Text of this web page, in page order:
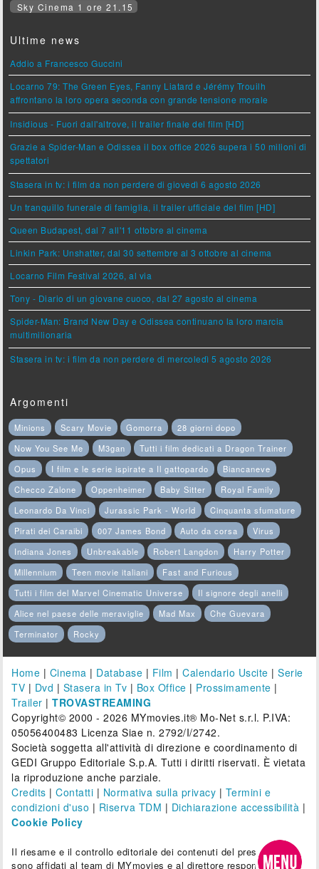
Sky Cinema 1 ore 21.15
Ultime news
Addio a Francesco Guccini
Locarno 79: The Green Eyes, Fanny Liatard e Jérémy Trouilh
affrontano la loro opera seconda con grande tensione morale
Insidious - Fuori dall'altrove, il trailer finale del film [HD]
Grazie a Spider-Man e Odissea il box office 2026 supera i 50 milioni di
spettatori
Stasera in tv: i film da non perdere di giovedì 6 agosto 2026
Un tranquillo funerale di famiglia, il trailer ufficiale del film [HD]
Queen Budapest, dal 7 all'11 ottobre al cinema
Linkin Park: Unshatter, dal 30 settembre al 3 ottobre al cinema
Locarno Film Festival 2026, al via
Tony - Diario di un giovane cuoco, dal 27 agosto al cinema
Spider-Man: Brand New Day e Odissea continuano la loro marcia
multimilionaria
Stasera in tv: i film da non perdere di mercoledì 5 agosto 2026
Argomenti
Minions Scary Movie Gomorra
28 giorni dopo
Now You See Me
M3gan
Tutti i film dedicati a Dragon Trainer
Opus
I film e le serie ispirate a Il gattopardo
Biancaneve
Checco Zalone
Oppenheimer Baby Sitter
Royal Family
Leonardo Da Vinci
Jurassic Park - World
Cinquanta sfumature
Pirati dei Caraibi
007 James Bond Auto da corsa
Virus
Indiana Jones
Unbreakable Robert Langdon
Harry Potter
Millennium
Teen movie italiani
Fast and Furious
Tutti i film del Marvel Cinematic Universe
Il signore degli anelli
Alice nel paese delle meraviglie
Mad Max
Che Guevara
Terminator
Rocky
Home | Cinema | Database | Film |Calendario Uscite |Serie
TV | Dvd | Stasera in Tv | Box Office | Prossimamente |
Trailer |TROVASTREAMING
Copyright© 2000 - 2026 MYmovies.it® Mo-Net s.r.l. P.IVA:
05056400483 Licenza Siae n. 2792/I/2742.
Società soggetta all'attività di direzione e coordinamento di
GEDI Gruppo Editoriale S.p.A. Tutti i diritti riservati. È vietata
la riproduzione anche parziale.
Credits |Contatti | Normativa sulla privacy | Termini e
condizioni d'uso | Riserva TDM | Dichiarazione accessibilità |
Cookie Policy
Il riesame e il controllo editoriale dei contenuti del presente sito
sono affidati al team di MYmovies e al direttore responsabile.